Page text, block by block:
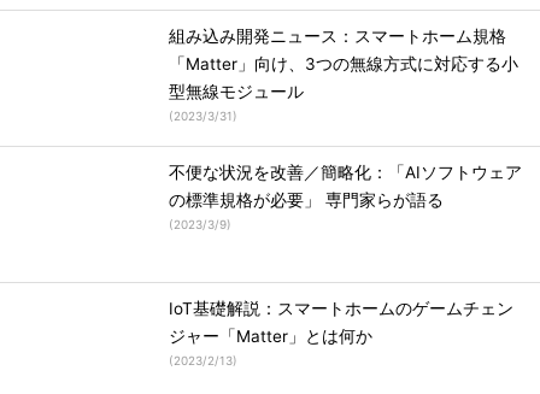
組み込み開発ニュース：スマートホーム規格
「Matter」向け、3つの無線方式に対応する小
型無線モジュール
(2023/3/31)
不便な状況を改善／簡略化：「AIソフトウェア
の標準規格が必要」 専門家らが語る
(2023/3/9)
IoT基礎解説：スマートホームのゲームチェン
ジャー「Matter」とは何か
(2023/2/13)